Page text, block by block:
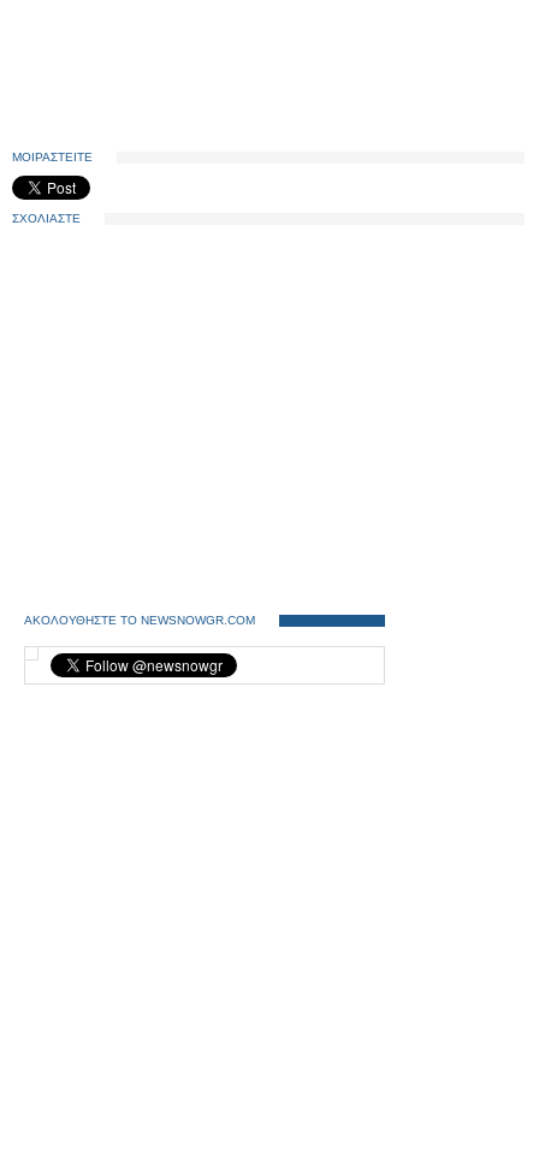
ΜΟΙΡΑΣΤΕΙΤΕ
ΣΧΟΛΙΑΣΤΕ
ΑΚΟΛΟΥΘΗΣΤΕ ΤΟ NEWSNOWGR.COM